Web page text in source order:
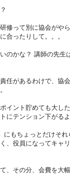
修って別に協会がや
合ったりして。。。
のかな？ 講師の先生
任があるわけで、協
イント貯めても大し
にテンション下がる
にもちょっとだけそ
、役員になってキャ
、その分、会費を大